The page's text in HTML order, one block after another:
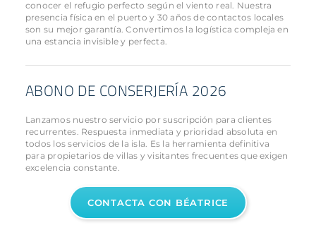
conocer el refugio perfecto según el viento real. Nuestra
presencia física en el puerto y 30 años de contactos locales
son su mejor garantía. Convertimos la logística compleja en
una estancia invisible y perfecta.
ABONO DE CONSERJERÍA 2026
Lanzamos nuestro servicio por suscripción para clientes
recurrentes. Respuesta inmediata y prioridad absoluta en
todos los servicios de la isla. Es la herramienta definitiva
para propietarios de villas y visitantes frecuentes que exigen
excelencia constante.
CONTACTA CON BÉATRICE